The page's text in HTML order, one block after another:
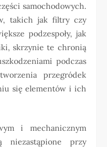
samochodowych.
takich jak filtry czy
podzespoły, jak
skrzynie te chronią
podczas
przegródek
się elementów i ich
i mechanicznym
przy